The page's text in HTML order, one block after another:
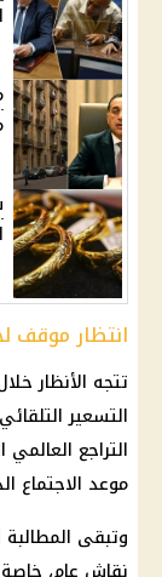
لـ11.5
انتظار موقف
تتجه الأنظار
التسعير
التراجع
موعد الاجتماع
وتبقى المطالبة